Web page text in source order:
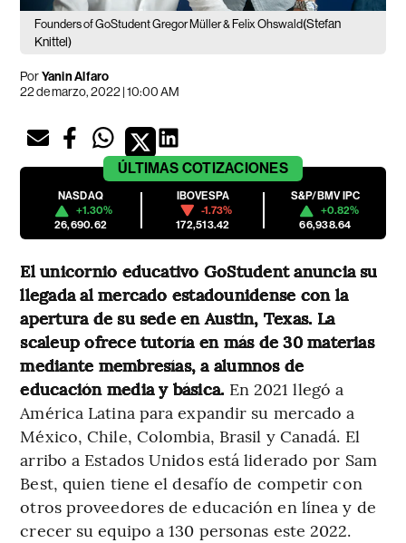
Founders of GoStudent Gregor Müller & Felix Ohswald(Stefan
Knittel)
PorYanin Alfaro
22 de marzo, 2022 | 10:00 AM
ÚLTIMAS COTIZACIONES
NASDAQ
+1.30%
26,690.62
IBOVESPA
-1.73%
172,513.42
S&P/BMV IPC
+0.82%
66,938.64
El unicornio educativo GoStudent anuncia su
llegada al mercado estadounidense con la
apertura de su sede en Austin, Texas. La
scaleup ofrece tutoría en más de 30 materias
mediante membresías, a alumnos de
educación media y básica. En 2021 llegó a
América Latina para expandir su mercado a
México, Chile, Colombia, Brasil y Canadá. El
arribo a Estados Unidos está liderado por Sam
Best, quien tiene el desafío de competir con
otros proveedores de educación en línea y de
crecer su equipo a 130 personas este 2022.